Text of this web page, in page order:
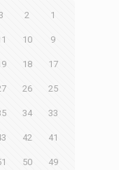
1
2
9
10
17
18
25
26
33
34
41
42
49
50